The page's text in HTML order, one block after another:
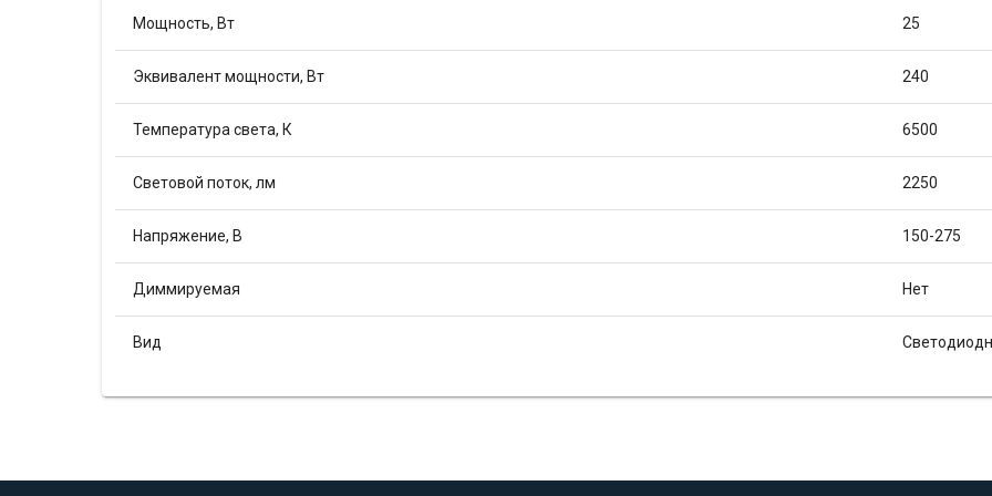
Мощность, Вт 25
Эквивалент мощности, Вт 240
Температура света, К 6500
Световой поток, лм 2250
Напряжение, В 150-275
Диммируемая Нет
Вид